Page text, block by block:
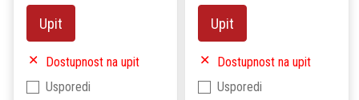
Upit
Dostupnost na upit
Usporedi
Upit
Dostupnost na upit
Usporedi